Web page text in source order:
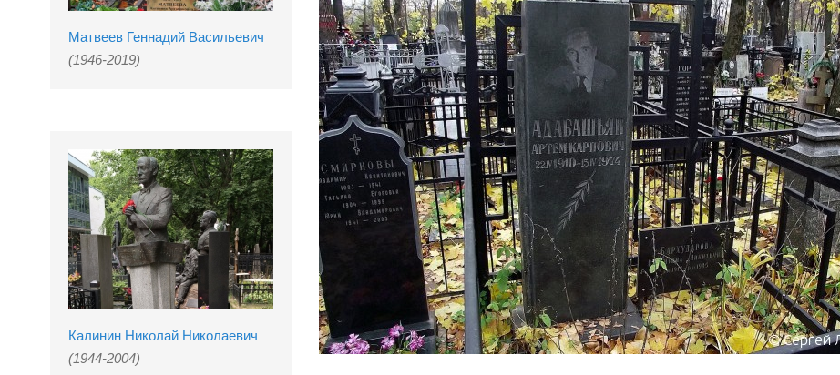
Матвеев Геннадий Васильевич
(1946-2019)
Калинин Николай Николаевич
(1944-2004)